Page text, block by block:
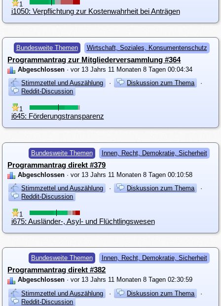
1
i1050: Verpflichtung zur Kostenwahrheit bei Anträgen
Bundesweite Themen Wirtschaft, Soziales, Konsumentenschutz
Programmantrag zur Mitgliederversammlung #364
Abgeschlossen · vor 13 Jahrs 11 Monaten 8 Tagen 00:04:34
Stimmzettel und Auszählung
· Diskussion zum Thema
·
Reddit-Discussion
1
i645: Förderungstransparenz
Bundesweite Themen Innen, Recht, Demokratie, Sicherheit
Programmantrag direkt #379
Abgeschlossen · vor 13 Jahrs 11 Monaten 8 Tagen 00:10:58
Stimmzettel und Auszählung
· Diskussion zum Thema
·
Reddit-Discussion
1
i675: Ausländer-, Asyl- und Flüchtlingswesen
Bundesweite Themen Innen, Recht, Demokratie, Sicherheit
Programmantrag direkt #382
Abgeschlossen · vor 13 Jahrs 11 Monaten 8 Tagen 02:30:59
Stimmzettel und Auszählung
· Diskussion zum Thema
·
Reddit-Discussion